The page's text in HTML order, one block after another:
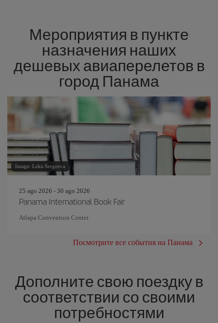
Мероприятия в пункте
назначения наших
дешевых авиаперелетов в
город Панама
Image: Leka Sergeeva
25 ago 2026 - 30 ago 2026
Panama International Book Fair
Atlapa Convention Center
Посмотрите все события на Панама
Дополните свою поездку в
соответствии со своими
потребностями